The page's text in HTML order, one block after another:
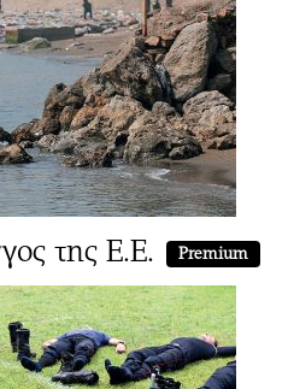
της Ε.Ε. Premium